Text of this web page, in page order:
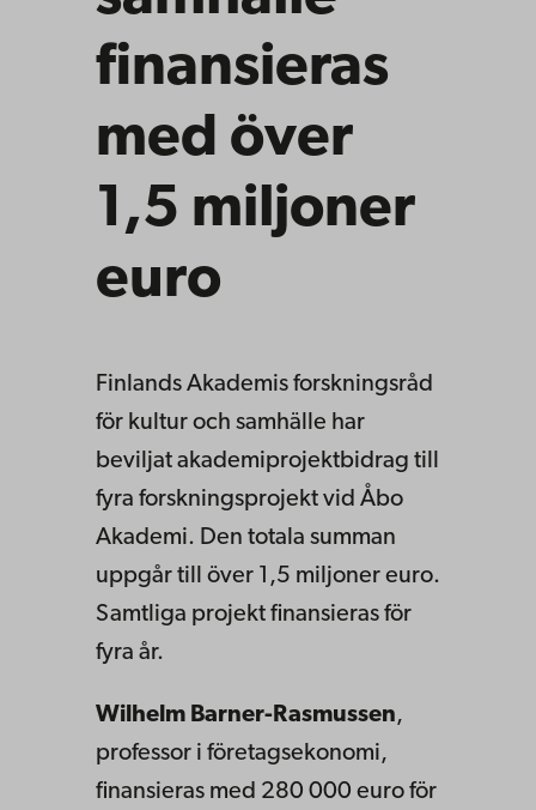
finansieras
med över
1,5 miljoner
euro
Finlands Akademis forskningsråd
för kultur och samhälle har
beviljat akademiprojektbidrag till
fyra forskningsprojekt vid Åbo
Akademi. Den totala summan
uppgår till över 1,5 miljoner euro.
Samtliga projekt finansieras för
fyra år.
Wilhelm Barner-Rasmussen,
professor i företagsekonomi,
finansieras med 280 000 euro för